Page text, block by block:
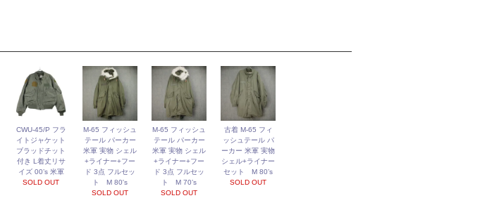
CWU-45/P フラ
イトジャケット
ブラッドチット
付き L着丈リサ
イズ 00’s 米軍
SOLD OUT
M-65 フィッシュ
テール パーカー
米軍 実物 シェル
+ライナー+フー
ド 3点 フルセッ
ト M 80's
SOLD OUT
M-65 フィッシュ
テール パーカー
米軍 実物 シェル
+ライナー+フー
ド 3点 フルセッ
ト M 70’s
SOLD OUT
古着 M-65 フィ
ッシュテール パ
ーカー 米軍 実物
シェル+ライナー
セット M 80’s
SOLD OUT